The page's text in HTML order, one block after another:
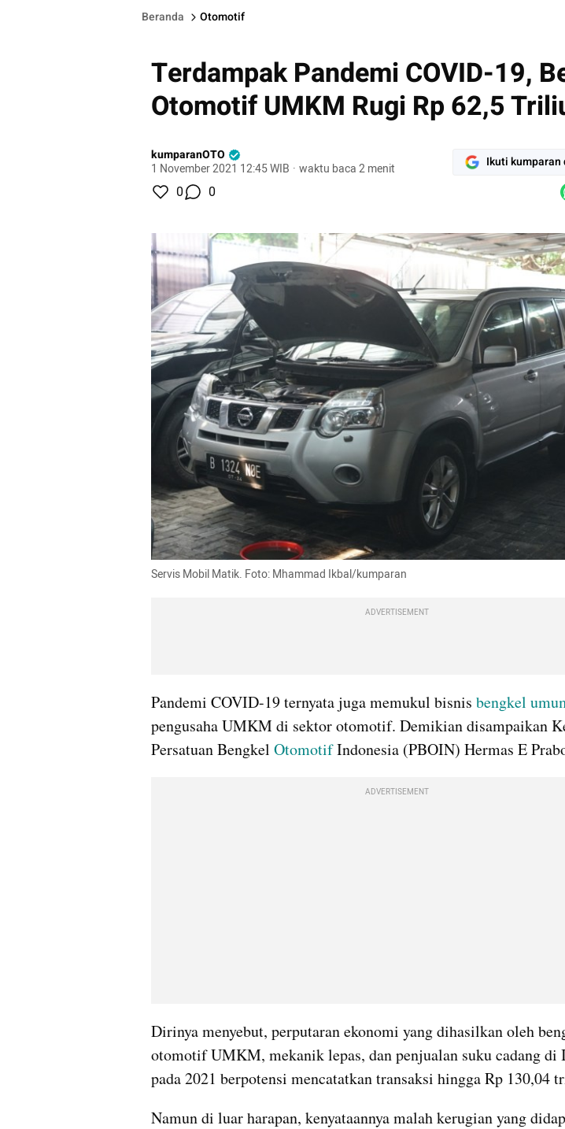
Beranda Otomotif
Terdampak Pandemi COVID-19,
Otomotif UMKM Rugi Rp 62,5
kumparanOTO
1 November 2021 12:45 WIB · waktu baca 2 menit Ikuti kumparan
0 0
Servis Mobil Matik. Foto: Mhammad Ikbal/kumparan
ADVERTISEMENT
Pandemi COVID-19 ternyata juga memukul bisnis bengkel
pengusaha UMKM di sektor otomotif. Demikian disampaikan
Persatuan Bengkel Otomotif Indonesia (PBOIN) Hermas E
ADVERTISEMENT
Dirinya menyebut, perputaran ekonomi yang dihasilkan oleh
otomotif UMKM, mekanik lepas, dan penjualan suku cadang di
pada 2021 berpotensi mencatatkan transaksi hingga Rp 130,04
Namun di luar harapan, kenyataannya malah kerugian yang